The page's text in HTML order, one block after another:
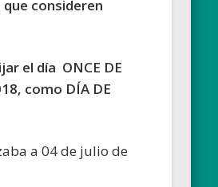
consideren
el día ONCE DE
como DÍA DE
a 04 de julio de